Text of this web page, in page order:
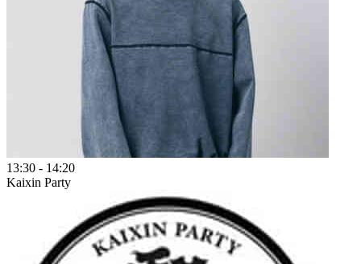
13:30 - 14:20
Kaixin Party